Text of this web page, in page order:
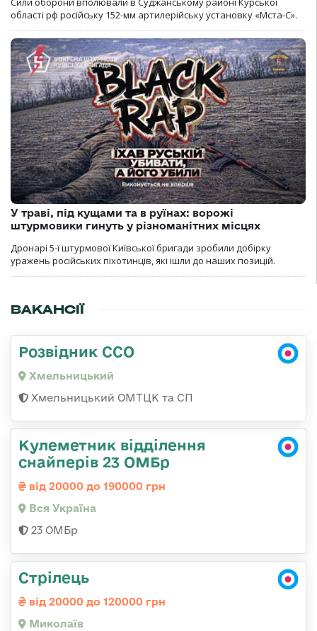
області рф російську 152-мм артилерійську установку «Мста-С».
У траві, під кущами та в руїнах: ворожі
штурмовики гинуть у різноманітних місцях
Дронарі 5-ї штурмової Київської бригади зробили добірку
уражень російських піхотинців, які ішли до наших позицій.
ВАКАНСІЇ
Розвідник ССО
Хмельницький
Хмельницький ОМТЦК та СП
Кулеметник відділення
снайперів 23 ОМБр
від 20000 до 190000 грн
Вся Україна
23 ОМБр
Стрілець
від 20000 до 120000 грн
Миколаїв